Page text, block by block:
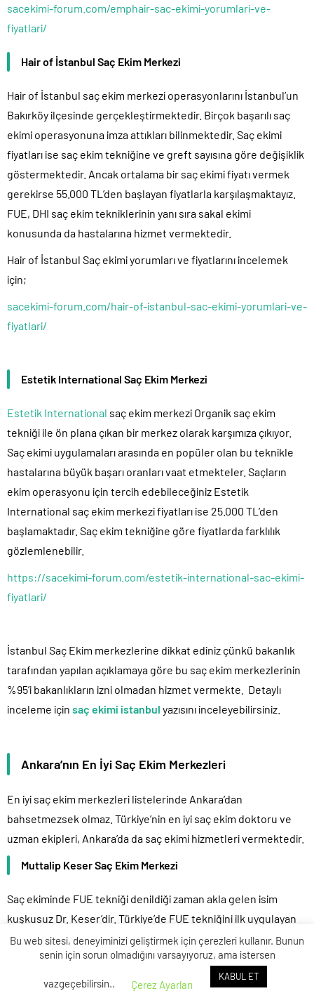
sacekimi-forum.com/emphair-sac-ekimi-yorumlari-ve-
fiyatlari/
Hair of İstanbul Saç Ekim Merkezi
Hair of İstanbul saç ekim merkezi operasyonlarını İstanbul’un
Bakırköy ilçesinde gerçekleştirmektedir. Birçok başarılı saç
ekimi operasyonuna imza attıkları bilinmektedir. Saç ekimi
fiyatları ise saç ekim tekniğine ve greft sayısına göre değişiklik
göstermektedir. Ancak ortalama bir saç ekimi fiyatı vermek
gerekirse 55.000 TL’den başlayan fiyatlarla karşılaşmaktayız.
FUE, DHI saç ekim tekniklerinin yanı sıra sakal ekimi
konusunda da hastalarına hizmet vermektedir.
Hair of İstanbul Saç ekimi yorumları ve fiyatlarını incelemek
için;
sacekimi-forum.com/hair-of-istanbul-sac-ekimi-yorumlari-ve-
fiyatlari/
Estetik International Saç Ekim Merkezi
Estetik International saç ekim merkezi Organik saç ekim
tekniği ile ön plana çıkan bir merkez olarak karşımıza çıkıyor.
Saç ekimi uygulamaları arasında en popüler olan bu teknikle
hastalarına büyük başarı oranları vaat etmekteler. Saçların
ekim operasyonu için tercih edebileceğiniz Estetik
International saç ekim merkezi fiyatları ise 25.000 TL’den
başlamaktadır. Saç ekim tekniğine göre fiyatlarda farklılık
gözlemlenebilir.
https://sacekimi-forum.com/estetik-international-sac-ekimi-
fiyatlari/
İstanbul Saç Ekim merkezlerine dikkat ediniz çünkü bakanlık
tarafından yapılan açıklamaya göre bu saç ekim merkezlerinin
%95’i bakanlıkların izni olmadan hizmet vermekte. Detaylı
inceleme için saç ekimi istanbul yazısını inceleyebilirsiniz.
Ankara’nın En İyi Saç Ekim Merkezleri
En iyi saç ekim merkezleri listelerinde Ankara’dan
bahsetmezsek olmaz. Türkiye’nin en iyi saç ekim doktoru ve
uzman ekipleri, Ankara’da da saç ekimi hizmetleri vermektedir.
Muttalip Keser Saç Ekim Merkezi
Saç ekiminde FUE tekniği denildiği zaman akla gelen isim
kuşkusuz Dr. Keser’dir. Türkiye’de FUE tekniğini ilk uygulayan
doktor olarak bilinen Dr. Keser, saç ekimi operasyonlarına
Ankara’da hız kesmeden devam etmektedir. Kendisi genel
olarak daha az greft miktarları ile çalışmaktadır ve
Bu web sitesi, deneyiminizi geliştirmek için çerezleri kullanır. Bunun
senin için sorun olmadığını varsayıyoruz, ama istersen
vazgeçebilirsin.. Çerez Ayarları
KABUL ET